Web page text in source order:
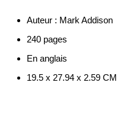
Auteur : Mark Addison
240 pages
En anglais
19.5 x 27.94 x 2.59 CM